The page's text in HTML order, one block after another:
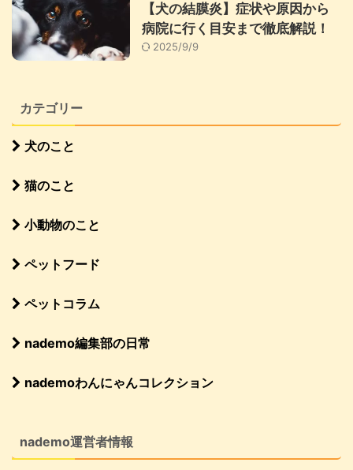
【犬の結膜炎】症状や原因から
病院に行く目安まで徹底解説！
2025/9/9
カテゴリー
犬のこと
猫のこと
小動物のこと
ペットフード
ペットコラム
nademo編集部の日常
nademoわんにゃんコレクション
nademo運営者情報